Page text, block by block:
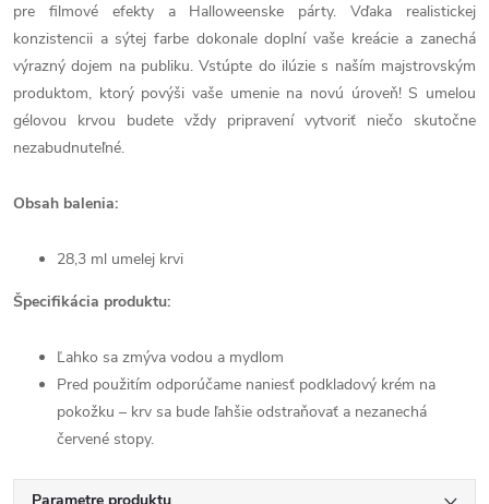
pre filmové efekty a Halloweenske párty. Vďaka realistickej
konzistencii a sýtej farbe dokonale doplní vaše kreácie a zanechá
výrazný dojem na publiku. Vstúpte do ilúzie s naším majstrovským
produktom, ktorý povýši vaše umenie na novú úroveň! S umelou
gélovou krvou budete vždy pripravení vytvoriť niečo skutočne
nezabudnuteľné.
Obsah balenia:
28,3 ml umelej krvi
Špecifikácia produktu:
Ľahko sa zmýva vodou a mydlom
Pred použitím odporúčame naniesť podkladový krém na
pokožku – krv sa bude ľahšie odstraňovať a nezanechá
červené stopy.